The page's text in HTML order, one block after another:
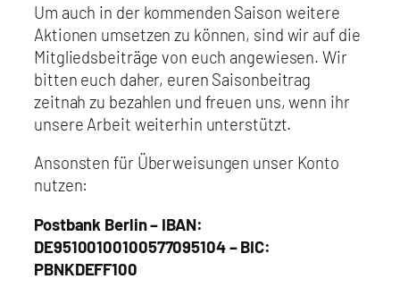
Um auch in der kommenden Saison weitere
Aktionen umsetzen zu können, sind wir auf die
Mitgliedsbeiträge von euch angewiesen. Wir
bitten euch daher, euren Saisonbeitrag
zeitnah zu bezahlen und freuen uns, wenn ihr
unsere Arbeit weiterhin unterstützt.
Ansonsten für Überweisungen unser Konto
nutzen:
Postbank Berlin – IBAN:
DE95100100100577095104 – BIC:
PBNKDEFF100